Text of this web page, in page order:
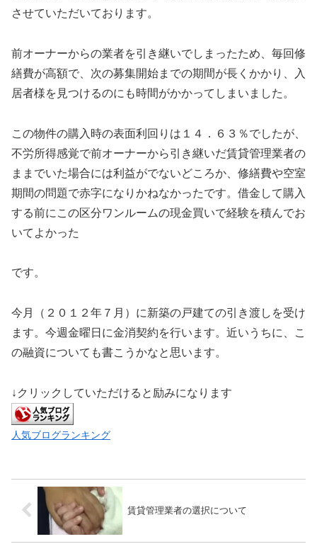
させていただいております。
前オーナーからの業者を引き継いでしまったため、毎回修
繕費が高額で、次の募集開始までの期間が長くかかり、入
居者様を見つけるのにも時間がかかってしまいました。
この物件の購入時の表面利回りは１４．６３％でしたが、
不労所得感覚で前オーナーから引き継いだ賃貸管理業者の
ままでいた場合には利益がでないどころか、修繕費や空室
期間の問題で赤字になりかねなかったです。借金して購入
する前にこの区分ワンルームの現金買いで経験を積んでお
いてよかった
です。
今月（２０１２年７月）に新築の戸建ての引き渡しを受け
ます。今週金曜日に金消契約を行います。近いうちに、こ
の融資についても書こうかなと思います。
↓クリックしていただけると励みになります
人気ブログランキング
賃貸管理業者の選択について